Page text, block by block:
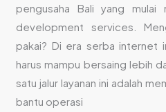
pengusaha Bali yang
development services.
pakai? Di era serba internet
harus mampu bersaing lebih
satu jalur layanan ini adalah
bantu operasi